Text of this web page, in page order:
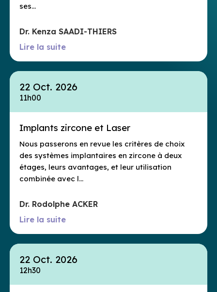
ses…
Dr. Kenza SAADI-THIERS
Lire la suite
22 Oct. 2026
11h00
Implants zircone et Laser
Nous passerons en revue les critères de choix
des systèmes implantaires en zircone à deux
étages, leurs avantages, et leur utilisation
combinée avec l…
Dr. Rodolphe ACKER
Lire la suite
22 Oct. 2026
12h30